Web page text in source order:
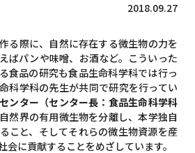
2018.09.27
る際に、自然に存在する微生物の力を
ばパンや味噌、お酒など。こういった
食品の研究も食品生命科学科では行っ
科学科の先生が共同で研究を行ってい
ンター（センター長：食品生命科学科
然界の有用微生物を分離し、本学独自
こと、そしてそれらの微生物資源を産
会に貢献することをめざしています。